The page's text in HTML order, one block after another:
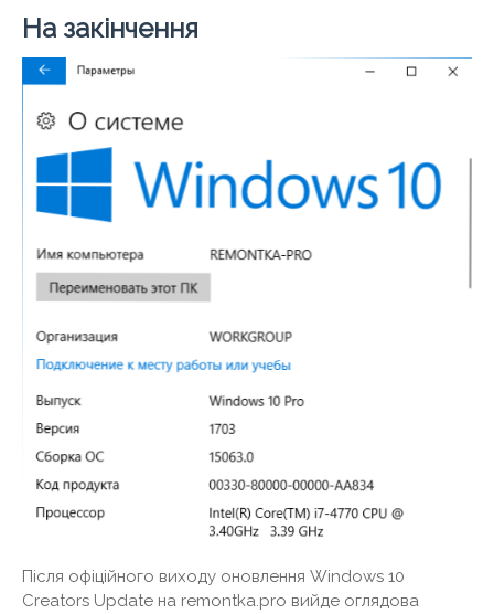
На закінчення
Після офіційного виходу оновлення Windows 10
Creators Update на remontka.pro вийде оглядова